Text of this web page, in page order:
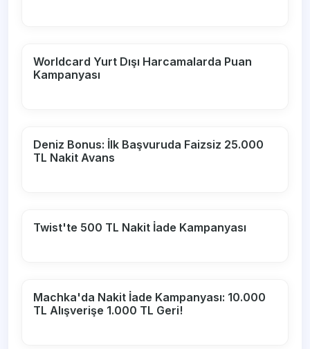
Worldcard Yurt Dışı Harcamalarda Puan
Kampanyası
Deniz Bonus: İlk Başvuruda Faizsiz 25.000
TL Nakit Avans
Twist'te 500 TL Nakit İade Kampanyası
Machka'da Nakit İade Kampanyası: 10.000
TL Alışverişe 1.000 TL Geri!